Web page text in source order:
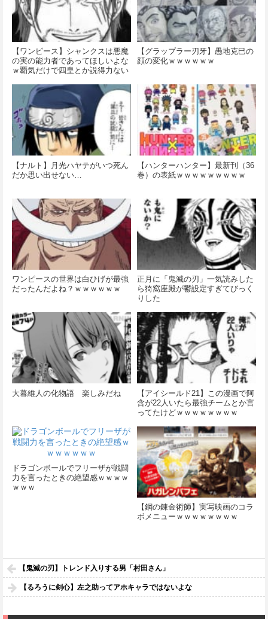
【ワンピース】シャンクスは悪魔
の実の能力者であってほしいよな
ｗ覇気だけで四皇とか説得力ない
【グラップラー刃牙】愚地克巳の
顔の変化ｗｗｗｗｗｗ
【ナルト】月光ハヤテがいつ死ん
だか思い出せない…
【ハンターハンター】最新刊（36
巻）の表紙ｗｗｗｗｗｗｗｗｗ
ワンピースの世界は白ひげが最強
だったんだよね？ｗｗｗｗｗｗ
正月に「鬼滅の刃」一気読みした
ら猗窩座殿が鬱設定すぎてびっく
りした
大暮維人の化物語 楽しみだね
【アイシールド21】この漫画で阿
含が22人いたら最強チームとか言
ってたけどｗｗｗｗｗｗｗｗ
ドラゴンボールでフリーザが戦闘
力を言ったときの絶望感ｗｗｗｗ
ｗｗｗ
【鋼の錬金術師】実写映画のコラ
ボメニューｗｗｗｗｗｗｗｗ
【鬼滅の刃】トレンド入りする男「村田さん」
【るろうに剣心】左之助ってアホキャラではないよな